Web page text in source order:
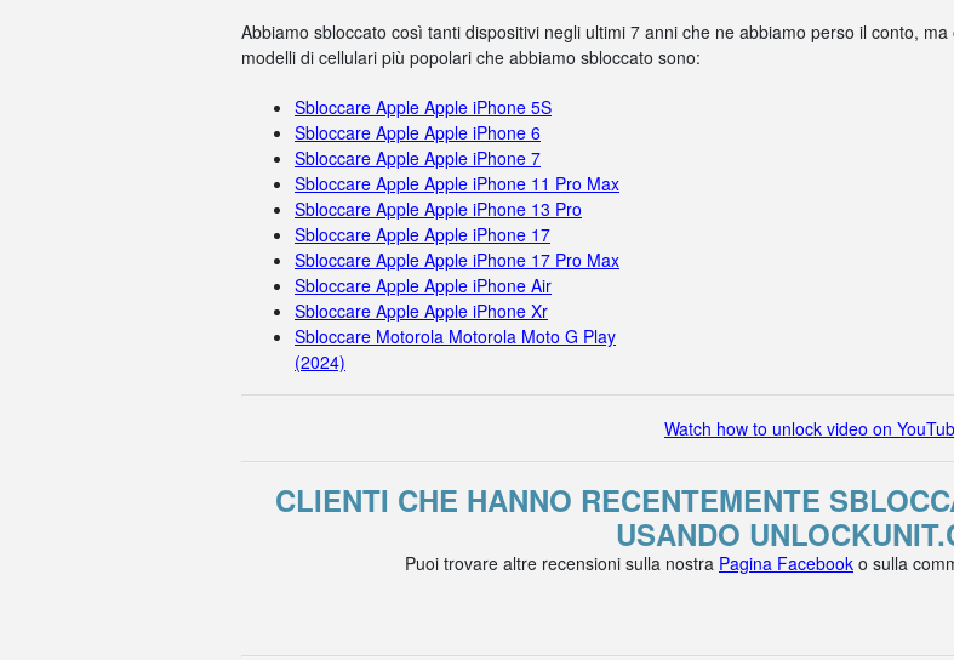
Abbiamo sbloccato così tanti dispositivi negli ultimi 7 anni che ne abbiamo perso il conto,
modelli di cellulari più popolari che abbiamo sbloccato sono:
Sbloccare Apple Apple iPhone 5S
Sbloccare Apple Apple iPhone 6
Sbloccare Apple Apple iPhone 7
Sbloccare Apple Apple iPhone 11 Pro Max
Sbloccare Apple Apple iPhone 13 Pro
Sbloccare Apple Apple iPhone 17
Sbloccare Apple Apple iPhone 17 Pro Max
Sbloccare Apple Apple iPhone Air
Sbloccare Apple Apple iPhone Xr
Sbloccare Motorola Motorola Moto G Play
(2024)
Watch how to unlock video on
CLIENTI CHE HANNO RECENTEMENTE
USANDO
Puoi trovare altre recensioni sulla nostra Pagina Facebook o sulla